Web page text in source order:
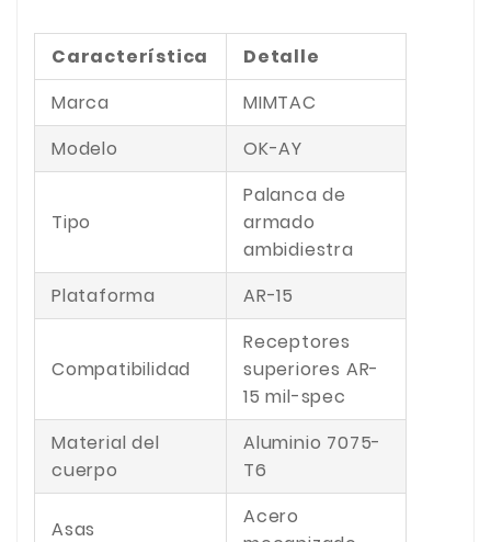
Característica
Detalle
Marca
MIMTAC
Modelo
OK-AY
Tipo
Palanca de
armado
ambidiestra
Plataforma
AR-15
Compatibilidad
Receptores
superiores AR-
15 mil-spec
Material del
cuerpo
Aluminio 7075-
T6
Asas
Acero